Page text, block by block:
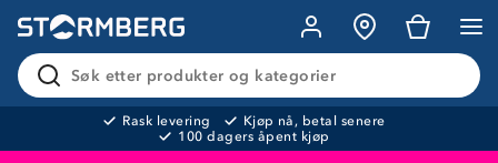
Søk etter produkter og kategorier
Rask levering
Kjøp nå, betal senere
100 dagers åpent kjøp